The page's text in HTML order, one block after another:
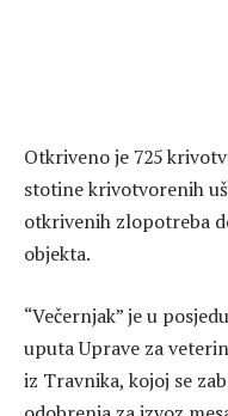
Otkriveno je 725
stotine krivotvorenih
otkrivenih zlopotreba
objekta.
“Večernjak” je u
uputa Uprave za
iz Travnika, kojoj se